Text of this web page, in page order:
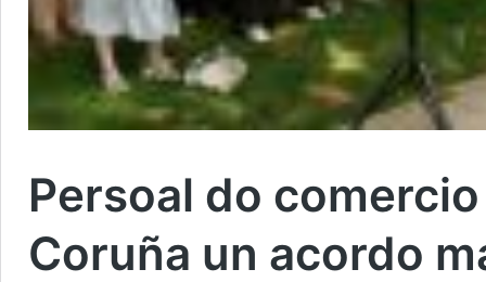
Persoal do
Coruña un acordo